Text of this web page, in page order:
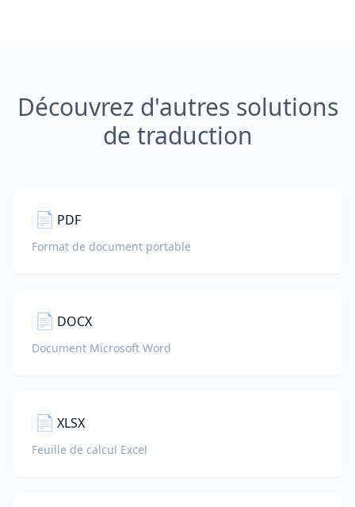
Découvrez d'autres solutions
de traduction
📄 PDF
Format de document portable
📄 DOCX
Document Microsoft Word
📄 XLSX
Feuille de calcul Excel